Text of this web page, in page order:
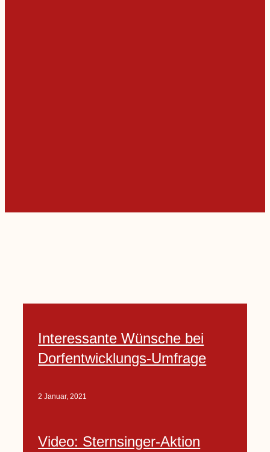
Interessante Wünsche bei
Dorfentwicklungs-Umfrage
2 Januar, 2021
Video: Sternsinger-Aktion